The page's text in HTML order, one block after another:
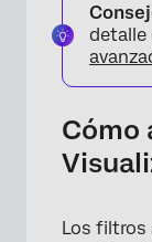
detalle
Cómo
Los filtros